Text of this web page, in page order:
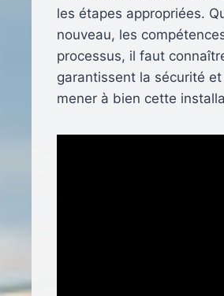
les étapes appropriées.
nouveau, les
processus, il faut
garantissent la sécurité
mener à bien cette